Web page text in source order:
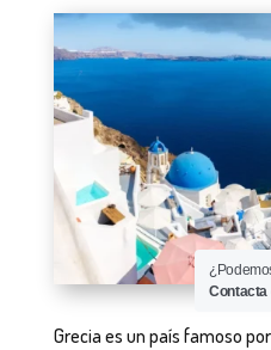
Grecia es un país famoso
Contacta